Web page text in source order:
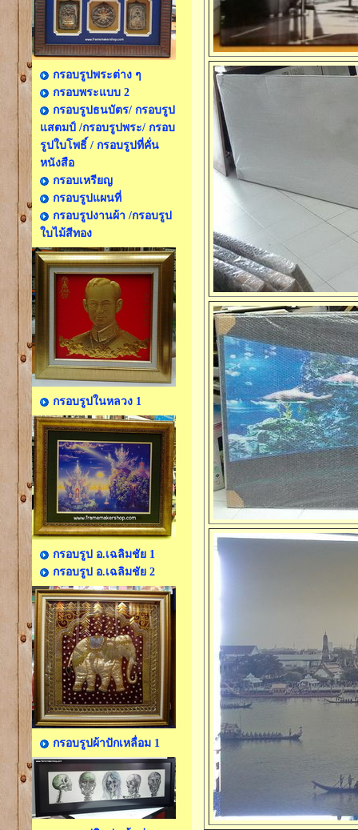
กรอบรูปพระต่าง ๆ
กรอบพระแบบ 2
กรอบรูปธนบัตร/ กรอบรูป
แสตมป์ /กรอบรูปพระ/ กรอบ
รูปใบโพธิ์ / กรอบรูปที่คั่น
หนังสือ
กรอบเหรียญ
กรอบรูปแผนที่
กรอบรูปงานผ้า /กรอบรูป
ใบไม้สีทอง
กรอบรูปในหลวง 1
กรอบรูป อ.เฉลิมชัย 1
กรอบรูป อ.เฉลิมชัย 2
กรอบรูปผ้าปักเหลื่อม 1